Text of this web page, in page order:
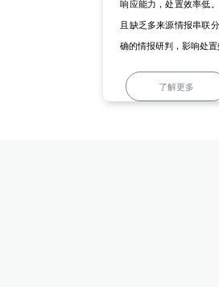
响应能力，处置效率低
且缺乏多来源情报串联
确的情报研判，影响处置
了解更多